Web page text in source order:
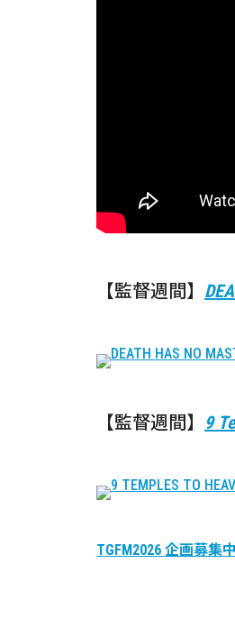
【監督週間】
【監督週間】 9
TGFM2026 企画募集